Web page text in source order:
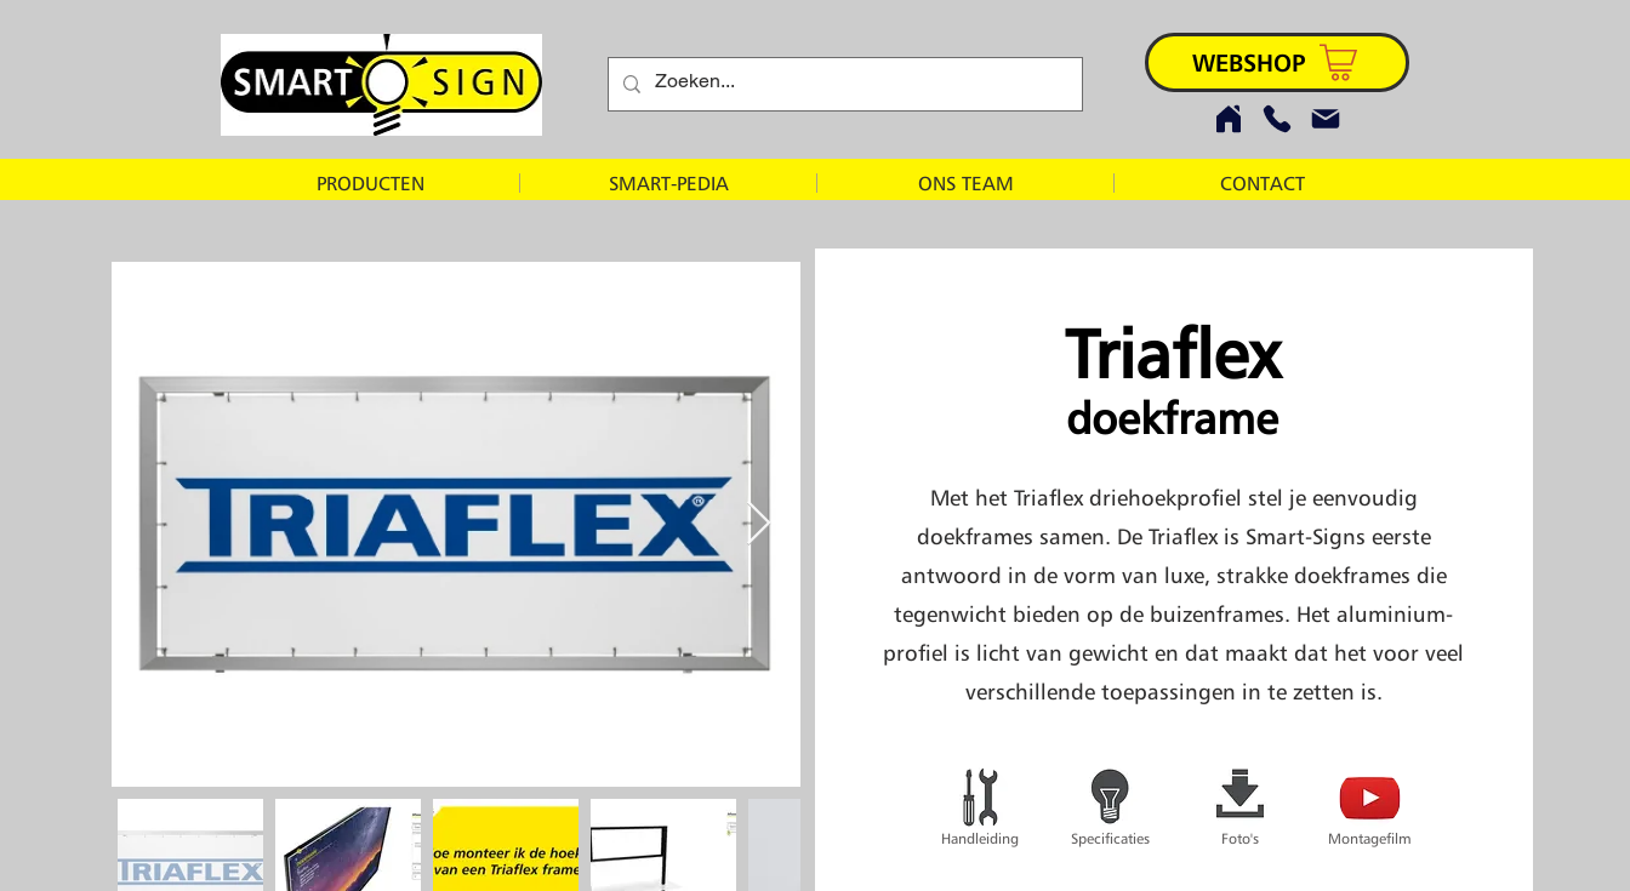
WEBSHOP
PRODUCTEN SMART-PEDIA ONS TEAM CONTACT
Triaflex
doekframe
Met het Triaflex driehoekprofiel stel je eenvoudig
doekframes samen. De Triaflex is Smart-Signs eerste
antwoord in de vorm van luxe, strakke doekframes die
tegenwicht bieden op de buizenframes. Het aluminium-
profiel is licht van gewicht en dat maakt dat het voor veel
verschillende toepassingen in te zetten is.
Handleiding Specificaties Foto's Montagefilm